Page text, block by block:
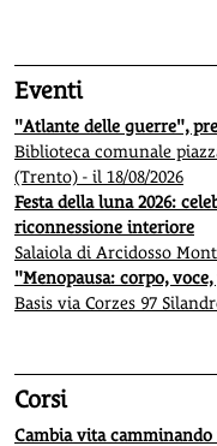
Eventi
"Atlante delle guerre",
Biblioteca comunale
(Trento) - il 18/08/2026
Festa della luna 2026:
riconnessione interiore
Salaiola di Arcidosso
"Menopausa: corpo,
Basis via Corzes 97
Corsi
Cambia vita camminando